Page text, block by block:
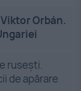
Orbán.
rusești.
de apărare